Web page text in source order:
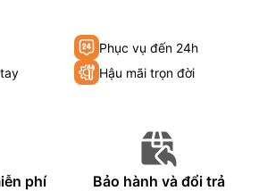
Phục vụ đến 24h
Hậu mãi trọn đời
phí Bảo hành và đổi trả